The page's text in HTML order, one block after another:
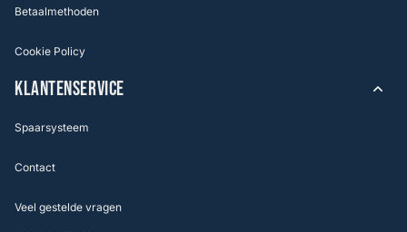
Betaalmethoden
Cookie Policy
KLANTENSERVICE
Spaarsysteem
Contact
Veel gestelde vragen